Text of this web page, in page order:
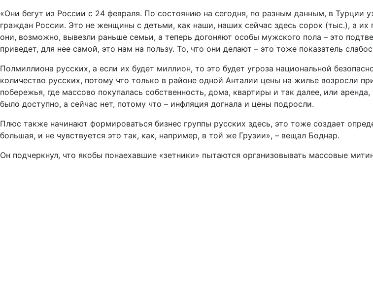
«Они бегут из России с 24 февраля. По состоянию на сегодня, по разным данным, в Турции
граждан России. Это не женщины с детьми, как наши, наших сейчас здесь сорок (тыс.), а их
они, возможно, вывезли раньше семьи, а теперь догоняют особы мужского пола – это
приведет, для нее самой, это нам на пользу. То, что они делают – это тоже показатель
Полмиллиона русских, а если их будет миллион, то это будет угроза национальной
количество русских, потому что только в районе одной Анталии цены на жилье возросли
побережья, где массово покупалась собственность, дома, квартиры и так далее, или
было доступно, а сейчас нет, потому что – инфляция догнала и цены подросли.
Плюс также начинают формироваться бизнес группы русских здесь, это тоже создает
большая, и не чувствуется это так, как, например, в той же Грузии», – вещал Боднар.
Он подчеркнул, что якобы понаехавшие «зетники» пытаются организовывать массовые